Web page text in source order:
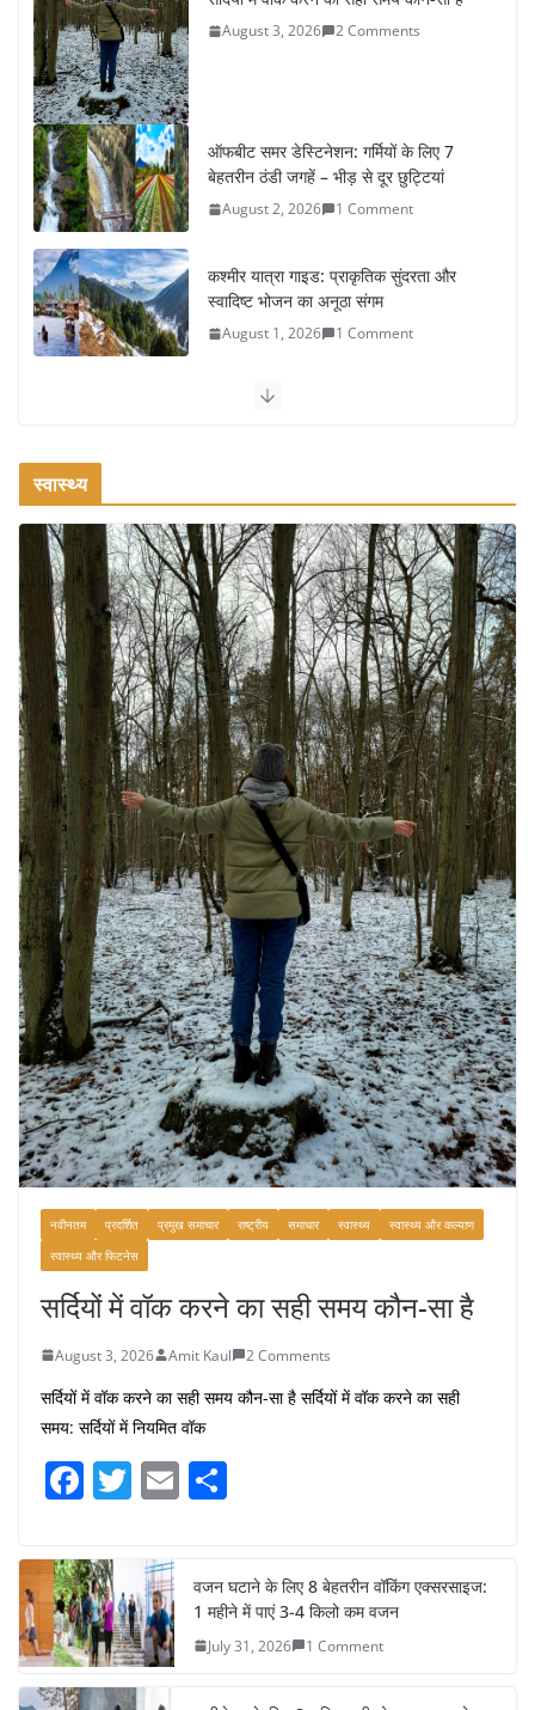
ऑफबीट समर डेस्टिनेशन: गर्मियों के लिए 7
कश्मीर यात्रा गाइड: प्राकृतिक सुंदरता और
स्वादिष्ट भोजन का अनूठा संगम
August 1, 2026 1 Comment
वजन घटाने के लिए 8 बेहतरीन वॉकिंग
एक्सरसाइज: 1 महीने में पाएं 3-4 किलो कम
वजन
July 30, 2026
खाने के शौकीनों के लिए कश्मीर के 5 बेहतरीन
स्वादिष्ट व्यंजन
August 6, 2026 1 Comment
भारत की सबसे खूबसूरत सड़क यात्राएँ:
दार्जिलिंग से लद्दाख तक का सफर
August 5, 2026 0 Comments
स्वास्थ्य
नवीनतम प्रदर्शित प्रमुख समाचार राष्ट्रीय समाचार स्वास्थ्य
स्वास्थ्य और कल्याण
स्वास्थ्य और फिटनेस
सर्दियों में वॉक करने का सही समय कौन-सा है
August 3, 2026 Amit Kaul 2 Comments
सर्दियों में वॉक करने का सही समय कौन-सा है सर्दियों में वॉक करने का सही
समय: सर्दियों में नियमित वॉक
F
c
e
b
o
T
itt
er
E
e
वजन घटाने के लिए 8 बेहतरीन वॉकिंग एक्सरसाइज:
1 महीने में पाएं 3-4 किलो कम वजन
July 31, 2026 1 Comment